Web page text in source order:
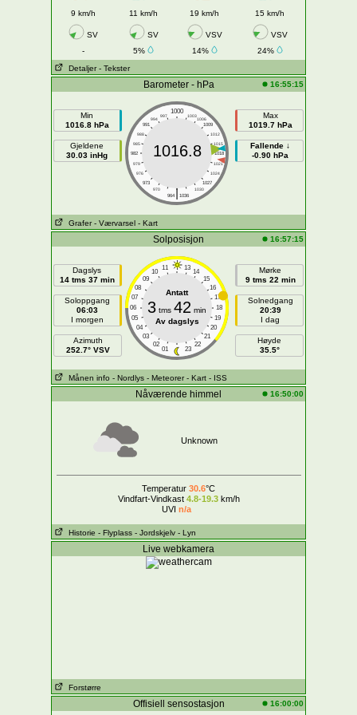
9 km/h 11 km/h 19 km/h 15 km/h
SV SV VSV
VSV
-
5% 14%
24%
Detaljer - Tekster
Barometer - hPa 16:55:15
Min
1016.8 hPa
Gjeldene
30.03 inHg
1000
997 1003
994
1006
991
1009
988
1012
985
1015
982
1018
979
1021
976
1024
973
1027
970
1030
|
964 1036
1016.8
Max
1019.7 hPa
Fallende ↓
-0.90 hPa
Grafer - Værvarsel - Kart
Solposisjon 16:57:15
Dagslys
14 tms 37 min
Soloppgang
06:03
I morgen
Azimuth
252.7° VSV
11 13
10
14
09
15
08
16
07
17
06
18
05
19
04
20
03
21
02
22
01 23
Antatt
3 tms 42 min
Av dagslys
Mørke
9 tms 22 min
Solnedgang
20:39
I dag
Høyde
35.5°
Månen info - Nordlys - Meteorer - Kart - ISS
Nåværende himmel 16:50:00
Unknown
Temperatur 30.6°C
Vindfart-Vindkast 4.8-19.3km/h
UVI n/a
Historie - Flyplass - Jordskjelv - Lyn
Live webkamera
Forstørre
Offisiell sensostasjon 16:00:00